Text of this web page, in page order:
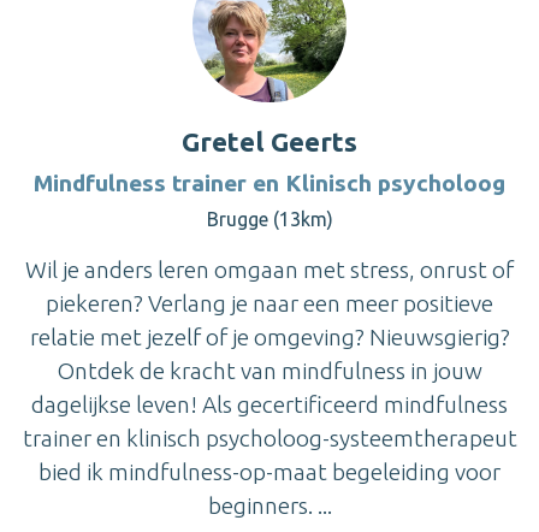
Gretel Geerts
Mindfulness trainer en Klinisch psycholoog
Brugge (13km)
Wil je anders leren omgaan met stress, onrust of
piekeren? Verlang je naar een meer positieve
relatie met jezelf of je omgeving? Nieuwsgierig?
Ontdek de kracht van mindfulness in jouw
dagelijkse leven! Als gecertificeerd mindfulness
trainer en klinisch psycholoog-systeemtherapeut
bied ik mindfulness-op-maat begeleiding voor
beginners. ...